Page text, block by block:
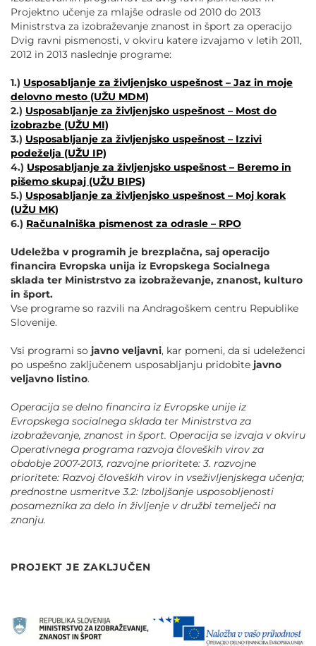
PODČRTAJ POVEZAVE
ZEMLJEVID STRANI
IZJAVA O DOSTOPNOSTI
Projektno učenje za mlajše odrasle od 2010 do 2013
Ministrstva za izobraževanje znanost in šport za operacijo
Dvig ravni pismenosti, v okviru katere izvajamo v letih 2011,
2012 in 2013 naslednje programe:
1.) Usposabljanje za življenjsko uspešnost – Jaz in moje
delovno mesto (UŽU MDM)
2.) Usposabljanje za življenjsko uspešnost – Most do
izobrazbe (UŽU MI)
3.) Usposabljanje za življenjsko uspešnost – Izzivi
podeželja (UŽU IP)
4.) Usposabljanje za življenjsko uspešnost – Beremo in
pišemo skupaj (UŽU BIPS)
5.) Usposabljanje za življenjsko uspešnost – Moj korak
(UŽU MK)
6.) Računalniška pismenost za odrasle – RPO
Udeležba v programih je brezplačna, saj operacijo
financira Evropska unija iz Evropskega Socialnega
sklada ter Ministrstvo za izobraževanje, znanost, kulturo
in šport.
Vse programe so razvili na Andragoškem centru Republike
Slovenije.
Vsi programi so javno veljavni, kar pomeni, da si udeleženci
po uspešno zaključenem usposabljanju pridobite javno
veljavno listino.
Operacija se delno financira iz Evropske unije iz
Evropskega socialnega sklada ter Ministrstva za
izobraževanje, znanost in šport. Operacija se izvaja v okviru
Operativnega programa razvoja človeških virov za
obdobje 2007-2013, razvojne prioritete: 3. razvojne
prioritete: Razvoj človeških virov in vseživljenjskega učenja;
prednostne usmeritve 3.2: Izboljšanje usposobljenosti
posameznika za delo in življenje v družbi temelječi na
znanju.
PROJEKT JE ZAKLJUČEN